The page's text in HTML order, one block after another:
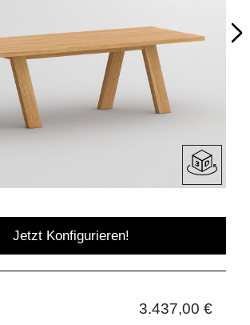
Jetzt Konfigurieren!
3.437,00 €